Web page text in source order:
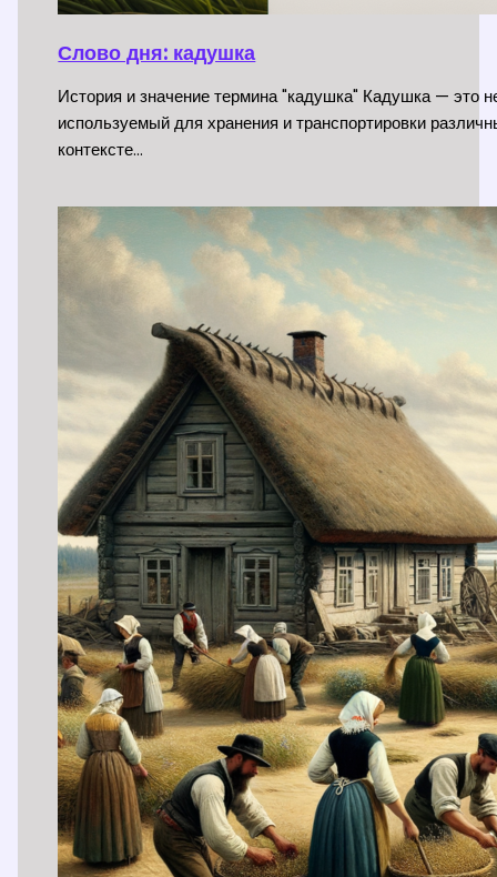
Слово дня: кадушка
История и значение термина "кадушка" Кадушка — это
используемый для хранения и транспортировки
контексте…